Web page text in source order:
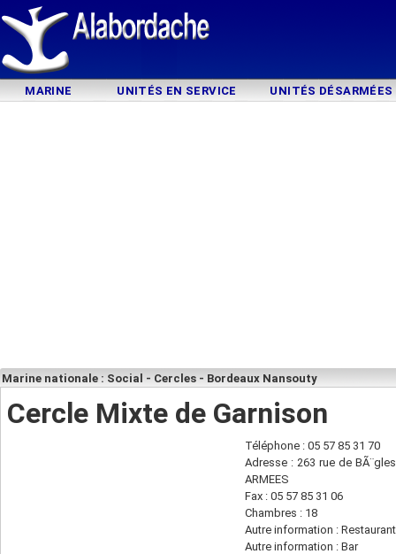
MARINE UNITÉS EN SERVICE UNITÉS DÉSARMÉES
Marine nationale : Social - Cercles - Bordeaux Nansouty
Cercle Mixte de Garnison
Téléphone : 05 57 85 31 70
Adresse : 263 rue de
ARMEES
Fax : 05 57 85 31 06
Chambres : 18
Autre information : Restaurant
Autre information : Bar